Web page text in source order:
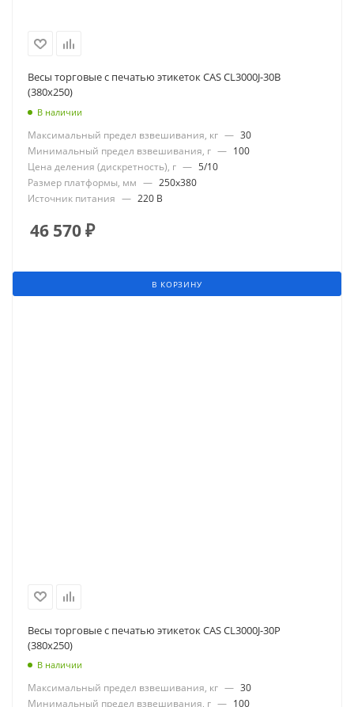
Весы торговые с печатью этикеток CAS CL3000J-30B
(380x250)
В наличии
Максимальный предел взвешивания, кг — 30
Минимальный предел взвешивания, г — 100
Цена деления (дискретность), г — 5/10
Размер платформы, мм — 250x380
Источник питания — 220 В
46 570₽
В КОРЗИНУ
Весы торговые с печатью этикеток CAS CL3000J-30Р
(380x250)
В наличии
Максимальный предел взвешивания, кг — 30
Минимальный предел взвешивания, г — 100